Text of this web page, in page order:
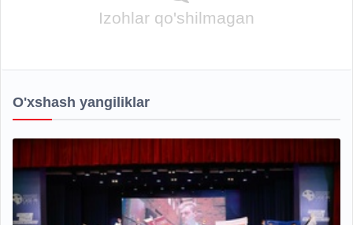
Izohlar qo'shilmagan
O'xshash yangiliklar